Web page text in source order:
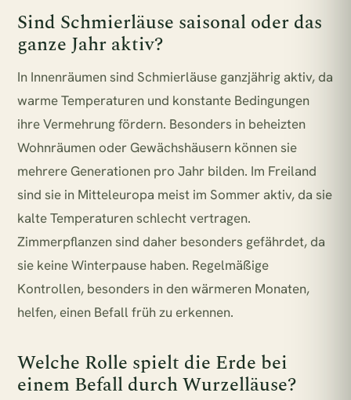
Sind Schmierläuse saisonal oder das
ganze Jahr aktiv?
In Innenräumen sind Schmierläuse ganzjährig aktiv, da
warme Temperaturen und konstante Bedingungen
ihre Vermehrung fördern. Besonders in beheizten
Wohnräumen oder Gewächshäusern können sie
mehrere Generationen pro Jahr bilden. Im Freiland
sind sie in Mitteleuropa meist im Sommer aktiv, da sie
kalte Temperaturen schlecht vertragen.
Zimmerpflanzen sind daher besonders gefährdet, da
sie keine Winterpause haben. Regelmäßige
Kontrollen, besonders in den wärmeren Monaten,
helfen, einen Befall früh zu erkennen.
Welche Rolle spielt die Erde bei
einem Befall durch Wurzelläuse?